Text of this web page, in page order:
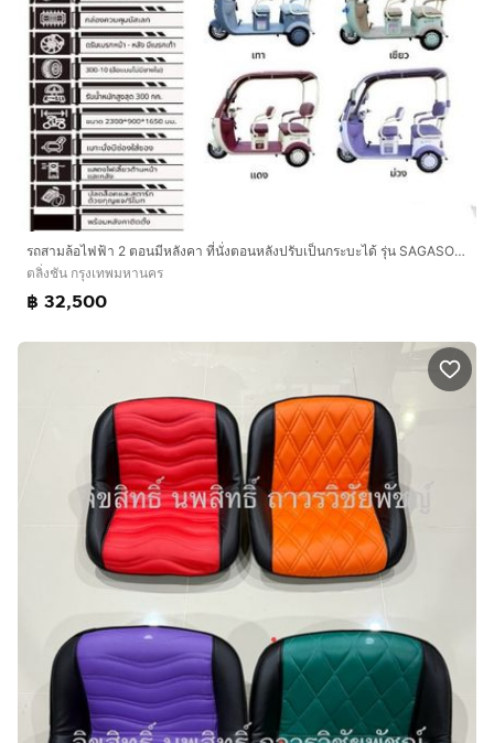
รถสามล้อไฟฟ้า 2 ตอนมีหลังคา ที่นั่งตอนหลังปรับเป็นกระบะได้ รุ่น SAGASONIC Z3-4 ประหยัด คุ้มค่า ใช้งานง่าย ตอบโจทย์ทุกการใช้งาน สเปก ม
ตลิ่งชัน กรุงเทพมหานคร
฿ 32,500